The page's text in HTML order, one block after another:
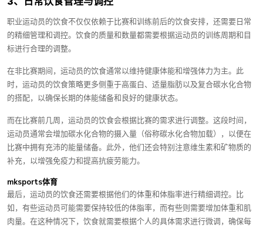
职业运动员的饮食不仅仅依赖于比赛和训练前后的饮食安排，还需要日常
的精细管理和调控。饮食的质量和数量都需要根据运动员的训练周期和目
标进行合理的调整。
在非比赛期间，运动员的饮食通常以维持健康体能和增强体力为主。此
时，运动员的饮食策略更多侧重于高蛋白、适量脂肪以及复合碳水化合物
的搭配，以确保长期的体能储备和良好的健康状态。
而在比赛前几周，运动员的饮食会根据比赛的需求进行调整。这段时间，
运动员通常会增加碳水化合物的摄入量（俗称碳水化合物加载），以便在
比赛中拥有充沛的能量储备。此外，他们还会特别注意维生素和矿物质的
补充，以增强免疫力和提高抗疲劳能力。
mksports体育
最后，运动员的饮食还需要根据他们的体重和体脂率进行精细调控。比
如，有些运动员可能需要保持较低的体脂率，而有些则需要增加体重和肌
肉量。在这种情况下，饮食就需要根据个人的具体需求进行微调，确保每